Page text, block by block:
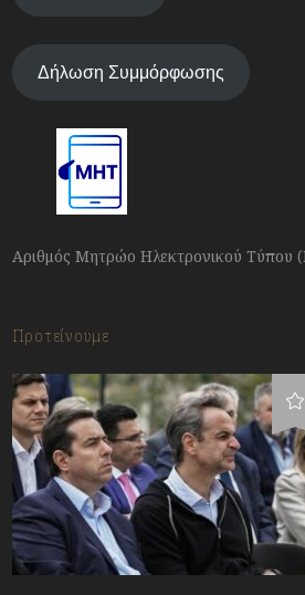
Δήλωση Συμμόρφωσης
Αριθμός Μητρώο Ηλεκτρονικού Τύπου
Προτείνουμε